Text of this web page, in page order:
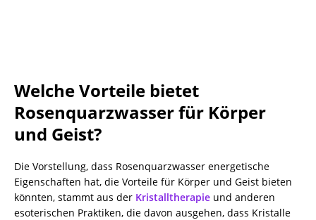
Welche Vorteile bietet
Rosenquarzwasser für Körper
und Geist?
Die Vorstellung, dass Rosenquarzwasser energetische
Eigenschaften hat, die Vorteile für Körper und Geist bieten
könnten, stammt aus der Kristalltherapie und anderen
esoterischen Praktiken, die davon ausgehen, dass Kristalle